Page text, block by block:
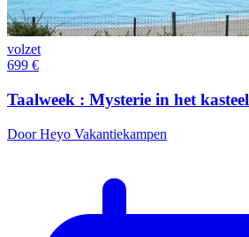
volzet
699 €
Taalweek : Mysterie in het kasteel
Door Heyo Vakantiekampen